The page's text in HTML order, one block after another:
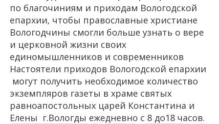
по благочиниям и приходам Вологодской
епархии, чтобы православные христиане
Вологодчины смогли больше узнать о вере
и церковной жизни своих
единомышленников и современников
Настоятели приходов Вологодской епархии
могут получить необходимое количество
экземпляров газеты в храме святых
равноапостольных царей Константина и
Елены г.Вологды ежедневно с 8 до18 часов.